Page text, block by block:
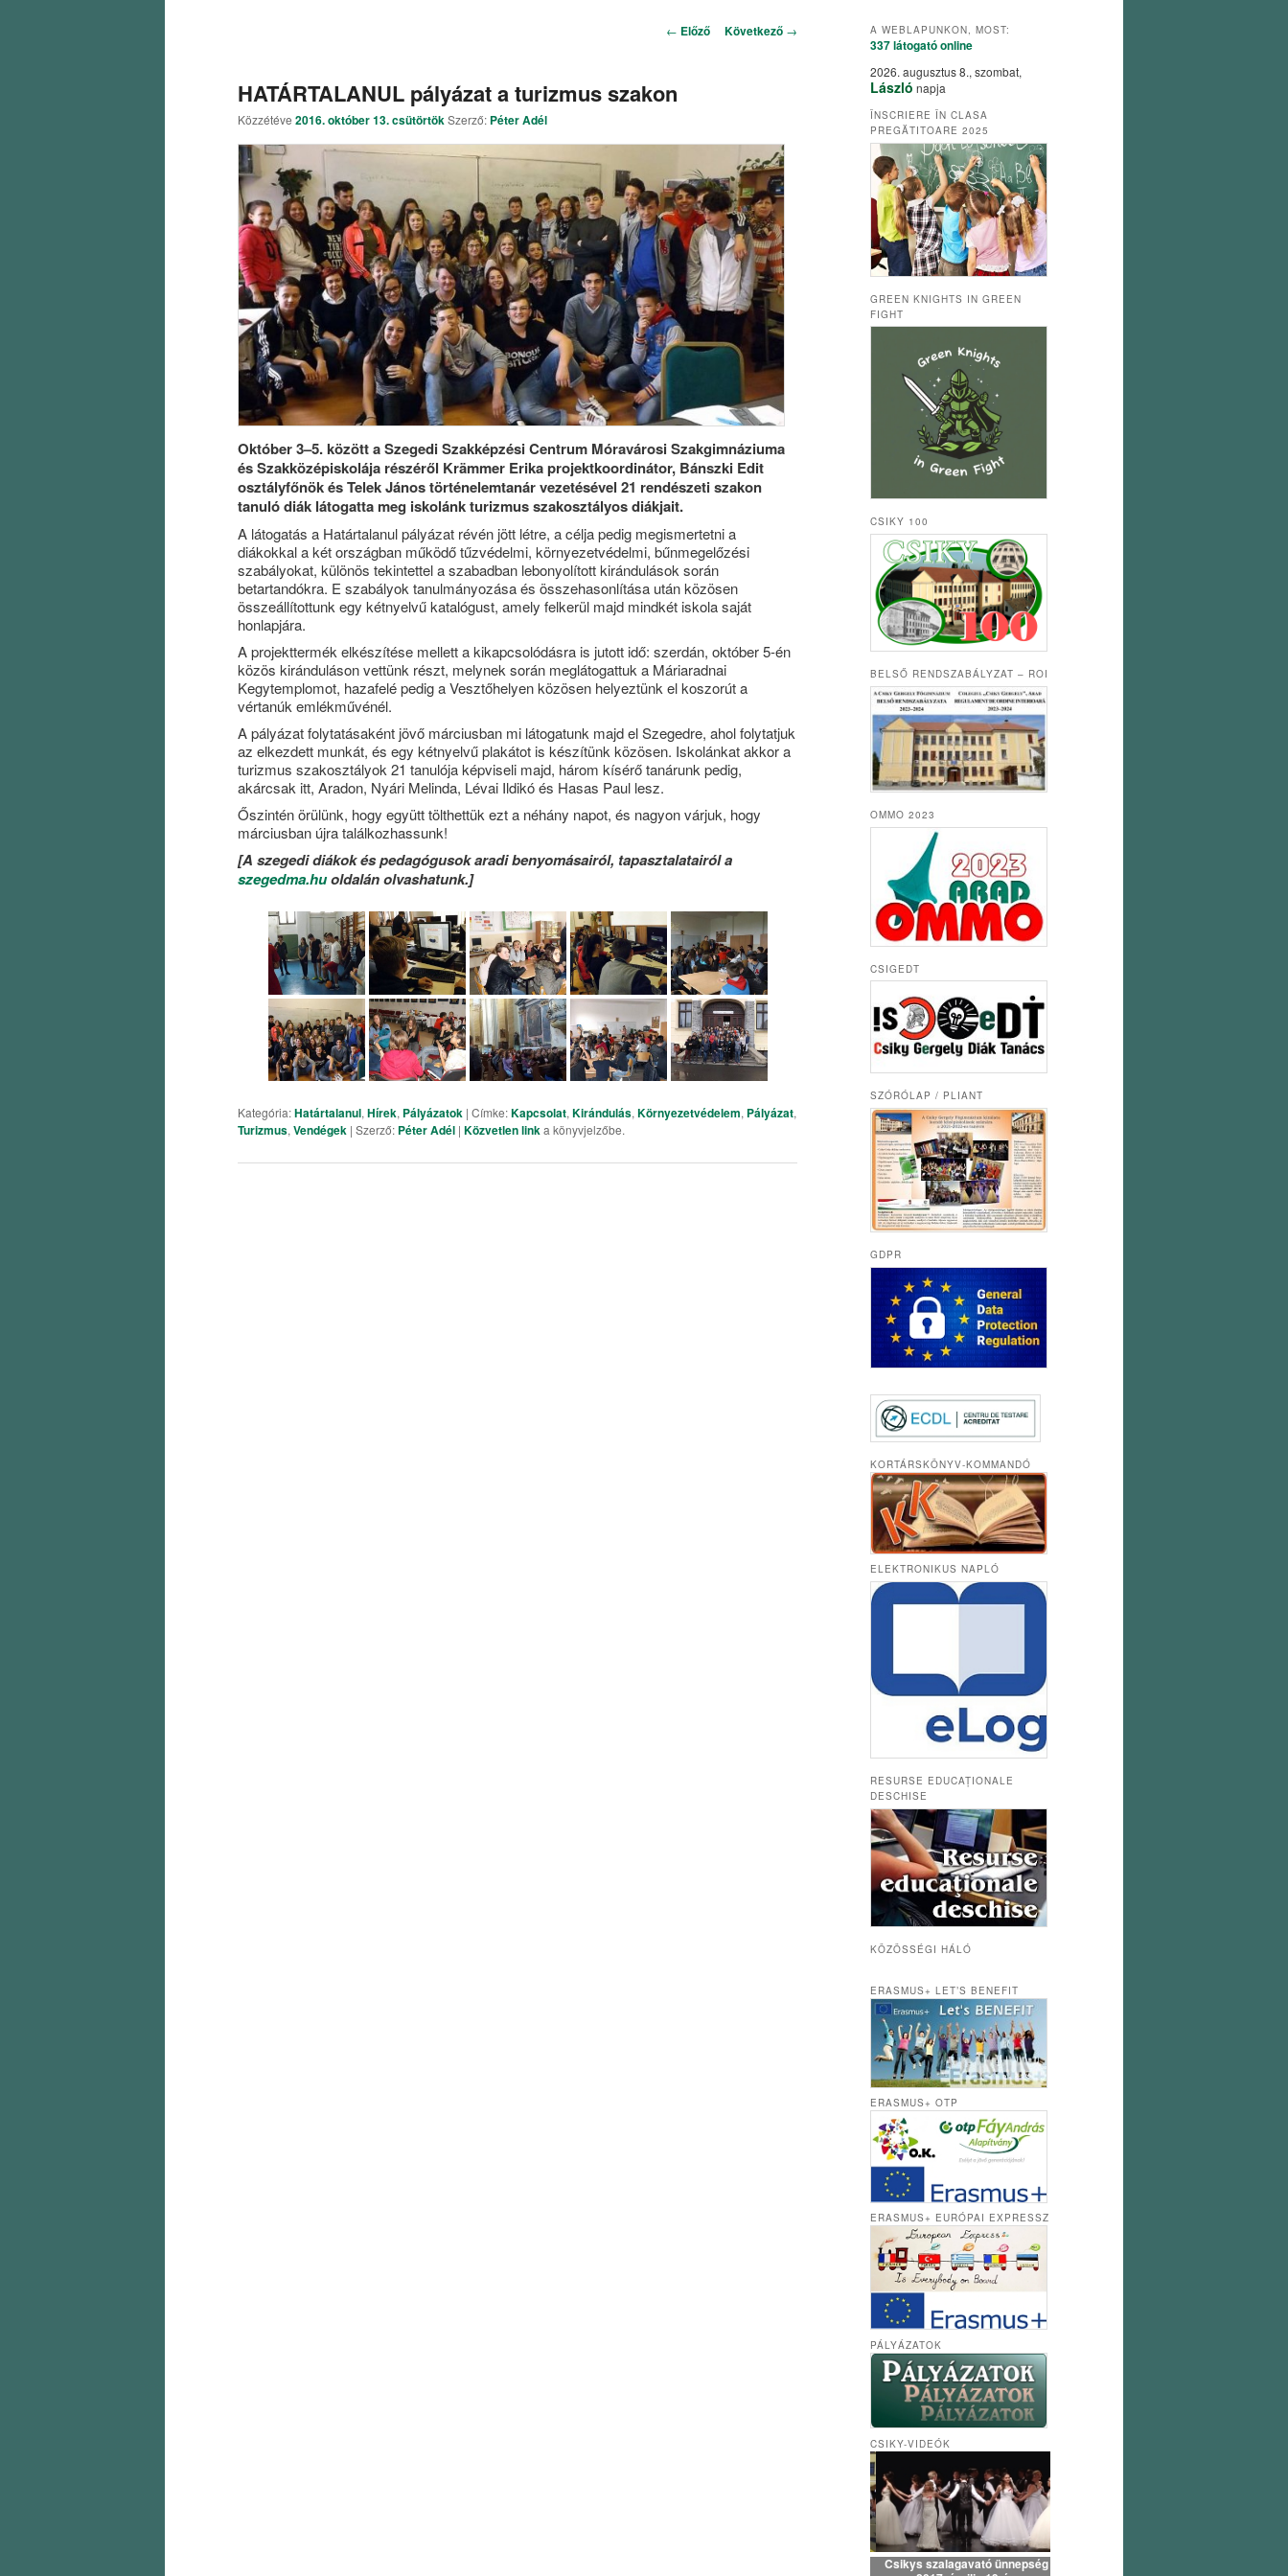
Bejegyzés navigáció
← Előző Következő →
HATÁRTALANUL pályázat a turizmus szakon
Közzétéve 2016. október 13. csütörtökSzerző: Péter Adél
Október 3–5. között a Szegedi Szakképzési Centrum Móravárosi Szakgimnáziuma
és Szakközépiskolája részéről Krämmer Erika projektkoordinátor, Bánszki Edit
osztályfőnök és Telek János történelemtanár vezetésével 21 rendészeti szakon
tanuló diák látogatta meg iskolánk turizmus szakosztályos diákjait.
A látogatás a Határtalanul pályázat révén jött létre, a célja pedig megismertetni a
diákokkal a két országban működő tűzvédelmi, környezetvédelmi, bűnmegelőzési
szabályokat, különös tekintettel a szabadban lebonyolított kirándulások során
betartandókra. E szabályok tanulmányozása és összehasonlítása után közösen
összeállítottunk egy kétnyelvű katalógust, amely felkerül majd mindkét iskola saját
honlapjára.
A projekttermék elkészítése mellett a kikapcsolódásra is jutott idő: szerdán, október 5-én
közös kiránduláson vettünk részt, melynek során meglátogattuk a Máriaradnai
Kegytemplomot, hazafelé pedig a Vesztőhelyen közösen helyeztünk el koszorút a
vértanúk emlékművénél.
A pályázat folytatásaként jövő márciusban mi látogatunk majd el Szegedre, ahol folytatjuk
az elkezdett munkát, és egy kétnyelvű plakátot is készítünk közösen. Iskolánkat akkor a
turizmus szakosztályok 21 tanulója képviseli majd, három kísérő tanárunk pedig,
akárcsak itt, Aradon, Nyári Melinda, Lévai Ildikó és Hasas Paul lesz.
Őszintén örülünk, hogy együtt tölthettük ezt a néhány napot, és nagyon várjuk, hogy
márciusban újra találkozhassunk!
[A szegedi diákok és pedagógusok aradi benyomásairól, tapasztalatairól a
szegedma.huoldalán olvashatunk.]
Kategória:Határtalanul, Hírek, Pályázatok | Címke:Kapcsolat, Kirándulás, Környezetvédelem, Pályázat,
Turizmus, Vendégek | Szerző: Péter Adél | Közvetlen linka könyvjelzőbe.
A WEBLAPUNKON, MOST:
337 látogatóonline
2026. augusztus 8., szombat,
László napja
ÎNSCRIERE ÎN CLASA
PREGĂTITOARE 2025
GREEN KNIGHTS IN GREEN
FIGHT
CSIKY 100
BELSŐ RENDSZABÁLYZAT – ROI
OMMO 2023
CSIGEDT
SZÓRÓLAP / PLIANT
GDPR
KORTÁRSKÖNYV-KOMMANDÓ
ELEKTRONIKUS NAPLÓ
RESURSE EDUCAȚIONALE
DESCHISE
KÖZÖSSÉGI HÁLÓ
ERASMUS+ LET’S BENEFIT
ERASMUS+ OTP
ERASMUS+ EURÓPAI EXPRESSZ
PÁLYÁZATOK
CSIKY-VIDEÓK
Csikys szalagavató ünnepség